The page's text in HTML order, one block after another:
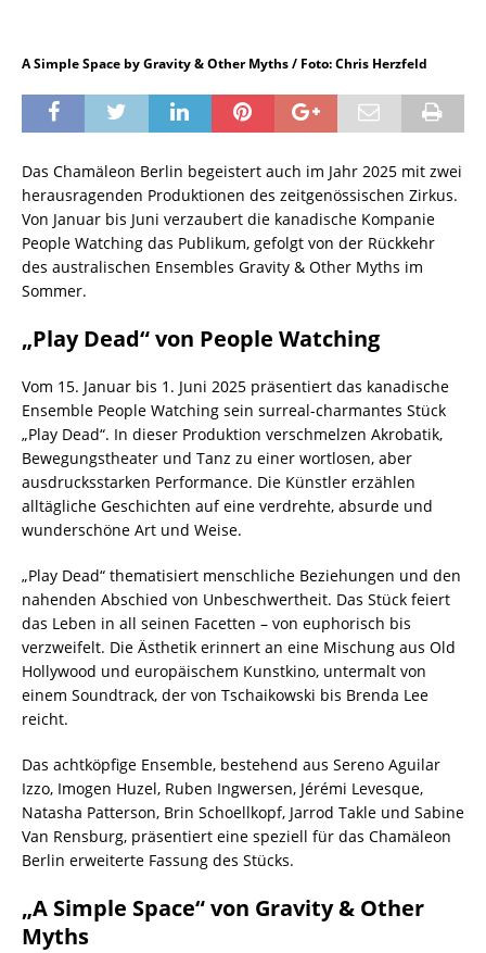
A Simple Space by Gravity & Other Myths / Foto: Chris Herzfeld
Das Chamäleon Berlin begeistert auch im Jahr 2025 mit zwei
herausragenden Produktionen des zeitgenössischen Zirkus.
Von Januar bis Juni verzaubert die kanadische Kompanie
People Watching das Publikum, gefolgt von der Rückkehr
des australischen Ensembles Gravity & Other Myths im
Sommer.
„Play Dead“ von People Watching
Vom 15. Januar bis 1. Juni 2025 präsentiert das kanadische
Ensemble People Watching sein surreal-charmantes Stück
„Play Dead“. In dieser Produktion verschmelzen Akrobatik,
Bewegungstheater und Tanz zu einer wortlosen, aber
ausdrucksstarken Performance. Die Künstler erzählen
alltägliche Geschichten auf eine verdrehte, absurde und
wunderschöne Art und Weise.
„Play Dead“ thematisiert menschliche Beziehungen und den
nahenden Abschied von Unbeschwertheit. Das Stück feiert
das Leben in all seinen Facetten – von euphorisch bis
verzweifelt. Die Ästhetik erinnert an eine Mischung aus Old
Hollywood und europäischem Kunstkino, untermalt von
einem Soundtrack, der von Tschaikowski bis Brenda Lee
reicht.
Das achtköpfige Ensemble, bestehend aus Sereno Aguilar
Izzo, Imogen Huzel, Ruben Ingwersen, Jérémi Levesque,
Natasha Patterson, Brin Schoellkopf, Jarrod Takle und Sabine
Van Rensburg, präsentiert eine speziell für das Chamäleon
Berlin erweiterte Fassung des Stücks.
„A Simple Space“ von Gravity & Other
Myths